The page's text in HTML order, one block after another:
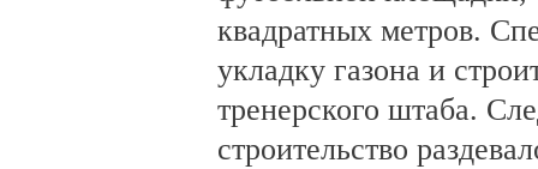
квадратных метров.
укладку газона и
тренерского штаба.
строительство